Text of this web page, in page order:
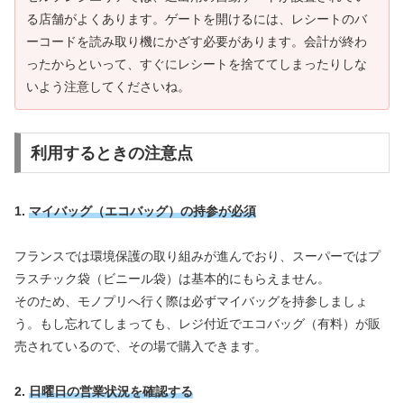
る店舗がよくあります。ゲートを開けるには、レシートのバ
ーコードを読み取り機にかざす必要があります。会計が終わ
ったからといって、すぐにレシートを捨ててしまったりしな
いよう注意してくださいね。
利用するときの注意点
1. マイバッグ（エコバッグ）の持参が必須
フランスでは環境保護の取り組みが進んでおり、スーパーではプ
ラスチック袋（ビニール袋）は基本的にもらえません。
そのため、モノプリへ行く際は必ずマイバッグを持参しましょ
う。もし忘れてしまっても、レジ付近でエコバッグ（有料）が販
売されているので、その場で購入できます。
2. 日曜日の営業状況を確認する